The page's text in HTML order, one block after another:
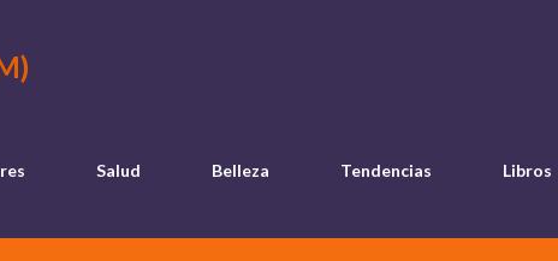
Salud Belleza Tendencias Libros